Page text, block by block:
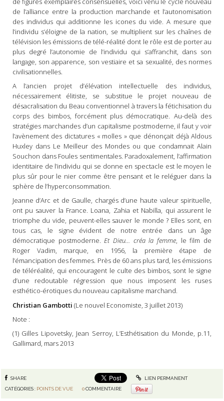
de l’alliance entre la production marchande et l’autonomisation
des individus qui additionne les icones du vide. A mesure que
l’individu s’éloigne de la nation, se multiplient sur les chaînes de
télévision les émissions de télé-réalité dont le rôle est de porter au
plus degré l’autonomie de l’individu qui s’affranchit, dans son
langage, son apparence, son vestiaire et sa sexualité, des normes
civilisationnelles.
A l’ancien projet d’élévation intellectuelle des individus,
nécessairement élitiste, se substitue le projet nouveau de
désacralisation du Beau conventionnel à travers la fétichisation du
corps des bimbos, forcément plus démocratique. Au-delà des
stratégies marchandes d’un capitalisme postmoderne, il faut y voir
l’avènement des dictatures « molles » que dénonçait déjà Aldous
Huxley dans Le Meilleur des Mondes ou que condamnait Alain
Souchon dans Foules sentimentales. Paradoxalement, l’affirmation
identitaire de l’individu qui se donne en spectacle est le moyen le
plus sûr pour le nier comme être pensant et le reléguer dans la
sphère de l’hyperconsommation.
Jeanne d’Arc et de Gaulle, chargés d’une haute valeur spirituelle,
ont pu sauver la France. Loana, Zahia et Nabilla, qui assurent le
triomphe du vide, peuvent-elles sauver le monde ? Elles sont, en
tous cas, le signe évident de notre entrée dans un âge
démocratique postmoderne.Et Dieu… créa la femme, le film de
Roger Vadim, marque, en 1956, la première étape de
l’émancipation des femmes. Près de 60 ans plus tard, les émissions
de téléréalité, qui encouragent le culte des bimbos, sont le signe
d’une redoutable régression que nous imposent les ruses
esthético-érotiques du nouveau capitalisme marchand.
Christian Gambotti (Le nouvel Economiste, 3 juillet 2013)
Note :
(1) Gilles Lipovetsky, Jean Serroy, L’Esthétisation du Monde, p.11,
Gallimard, mars 2013
SHARE
LIEN PERMANENT
CATÉGORIES : POINTS DE VUE 0 COMMENTAIRE